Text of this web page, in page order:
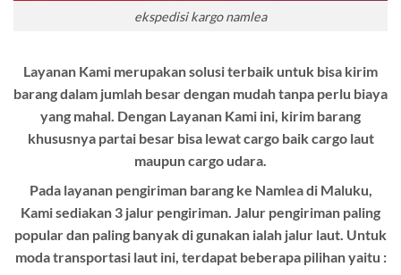
ekspedisi kargo namlea
Layanan Kami merupakan solusi terbaik untuk bisa kirim
barang dalam jumlah besar dengan mudah tanpa perlu biaya
yang mahal. Dengan Layanan Kami ini, kirim barang
khususnya partai besar bisa lewat cargo baik cargo laut
maupun cargo udara.
Pada layanan pengiriman barang ke Namlea di Maluku,
Kami sediakan 3 jalur pengiriman. Jalur pengiriman paling
popular dan paling banyak di gunakan ialah jalur laut. Untuk
moda transportasi laut ini, terdapat beberapa pilihan yaitu :